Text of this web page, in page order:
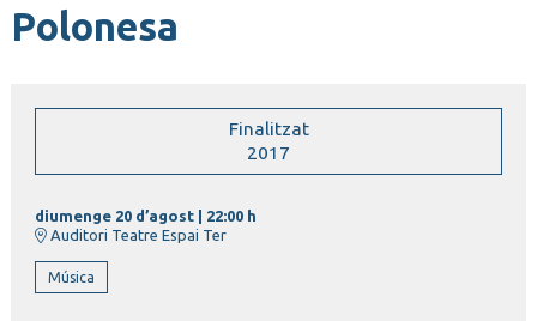
Polonesa
Finalitzat
2017
diumenge 20 d’agost
22:00 h
Auditori Teatre Espai Ter
Música